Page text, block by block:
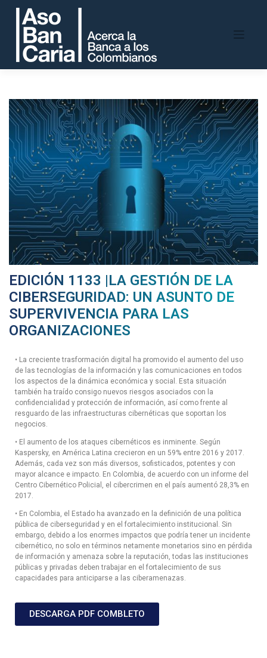
EDICIÓN 1133 |LA GESTIÓN DE LA
CIBERSEGURIDAD: UN ASUNTO DE
SUPERVIVENCIA PARA LAS
ORGANIZACIONES
• La creciente trasformación digital ha promovido el aumento del uso
de las tecnologías de la información y las comunicaciones en todos
los aspectos de la dinámica económica y social. Esta situación
también ha traído consigo nuevos riesgos asociados con la
confidencialidad y protección de información, así como frente al
resguardo de las infraestructuras cibernéticas que soportan los
negocios.
• El aumento de los ataques cibernéticos es inminente. Según
Kaspersky, en América Latina crecieron en un 59% entre 2016 y 2017.
Además, cada vez son más diversos, sofisticados, potentes y con
mayor alcance e impacto. En Colombia, de acuerdo con un informe del
Centro Cibernético Policial, el cibercrimen en el país aumentó 28,3% en
2017.
• En Colombia, el Estado ha avanzado en la definición de una política
pública de ciberseguridad y en el fortalecimiento institucional. Sin
embargo, debido a los enormes impactos que podría tener un incidente
cibernético, no solo en términos netamente monetarios sino en pérdida
de información y amenaza sobre la reputación, todas las instituciones
públicas y privadas deben trabajar en el fortalecimiento de sus
capacidades para anticiparse a las ciberamenazas.
DESCARGA PDF COMBLETO